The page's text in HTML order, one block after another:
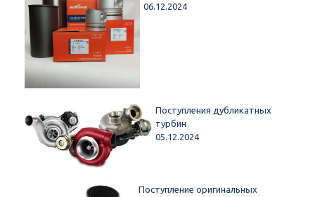
06.12.2024
Поступления дубликатных
турбин
05.12.2024
Поступление оригинальных